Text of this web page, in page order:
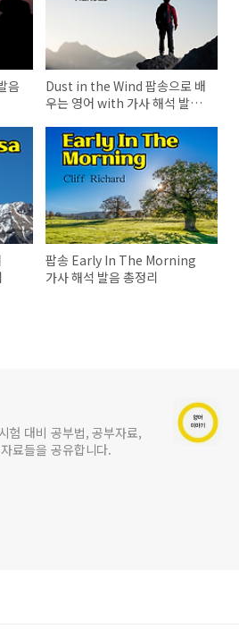
음
Dust in the Wind 팝송으로 배
우는 영어 with 가사 해석 발음
팝송 Early In The Morning
가사 해석 발음 총정리
험 대비 공부법, 공부자료,
료들을 공유합니다.